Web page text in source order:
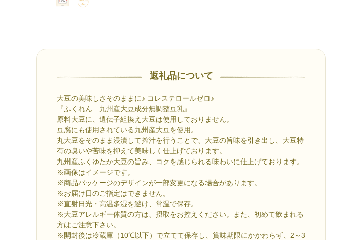
返礼品について
大豆の美味しさそのままに♪ コレステロールゼロ♪
『ふくれん 九州産大豆成分無調整豆乳』
原料大豆に、遺伝子組換え大豆は使用しておりません。
豆腐にも使用されている九州産大豆を使用。
丸大豆をそのまま浸漬して搾汁を行うことで、大豆の旨味を引き出し、大豆特
有の臭いや苦味を抑えて美味しく仕上げております。
九州産ふくゆたか大豆の旨み、コクを感じられる味わいに仕上げております。
※画像はイメージです。
※商品パッケージのデザインが一部変更になる場合があります。
※お届け日のご指定はできません。
※直射日光・高温多湿を避け、常温で保存。
※大豆アレルギー体質の方は、摂取をお控えください。また、初めて飲まれる
方はご注意下さい。
※開封後は冷蔵庫（10℃以下）で立てて保存し、賞味期限にかかわらず、2～3